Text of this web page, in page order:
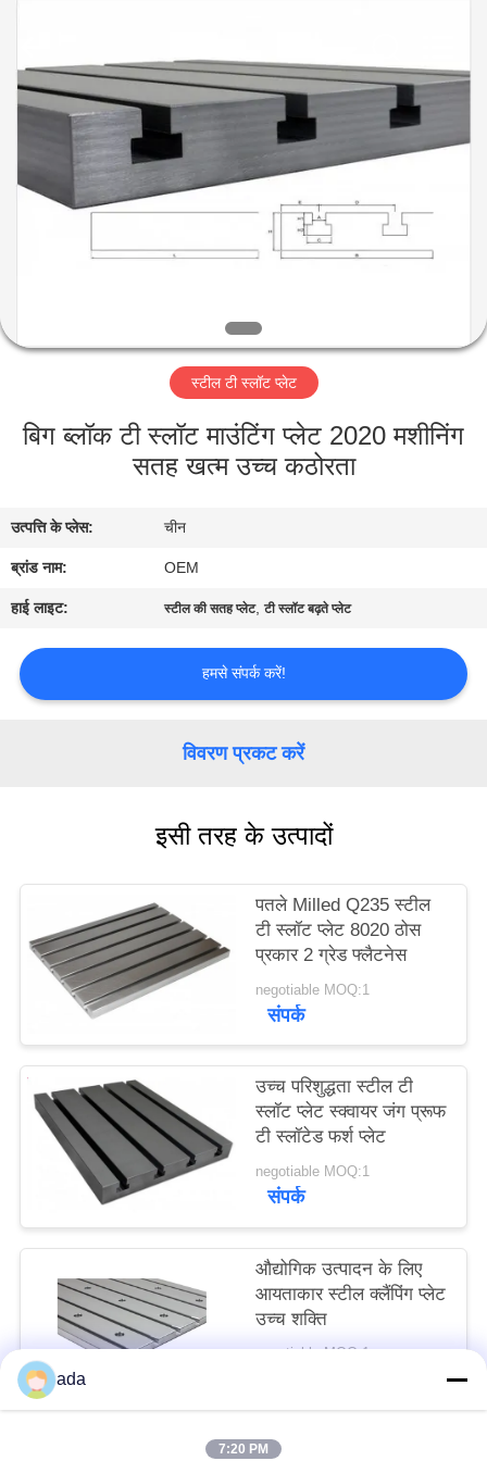
घर
उत्पादों
में
भ्रमण
नियंत्रण
संपर्क
करें
विनती
करे
साइटमैप
PRIVACY
POLICY
Rights
Reserved.
स्टील टी स्लॉट प्लेट
बिग ब्लॉक टी स्लॉट माउंटिंग प्लेट 2020 मशीनिंग
सतह खत्म उच्च कठोरता
उत्पत्ति के प्लेस: चीन
ब्रांड नाम: OEM
हाई लाइट: स्टील की सतह प्लेट,टी स्लॉट बढ़ते प्लेट
हमसे संपर्क करें!
विवरण प्रकट करें
इसी तरह के उत्पादों
पतले Milled Q235 स्टील
टी स्लॉट प्लेट 8020 ठोस
प्रकार 2 ग्रेड फ्लैटनेस
negotiable MOQ:1
संपर्क
उच्च परिशुद्धता स्टील टी
स्लॉट प्लेट स्क्वायर जंग प्रूफ
टी स्लॉटेड फर्श प्लेट
negotiable MOQ:1
संपर्क
औद्योगिक उत्पादन के लिए
आयताकार स्टील क्लैंपिंग प्लेट
उच्च शक्ति
negotiable MOQ:1
ada
7:20 PM